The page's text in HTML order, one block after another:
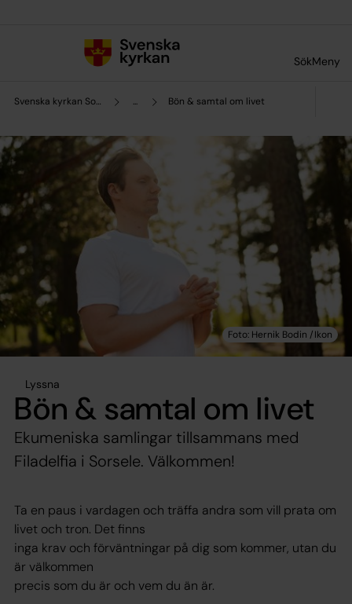
SökMeny
Svenska kyrkan Sorsele ... Bön & samtal om livet
Lyssna
Bön & samtal om livet
Ekumeniska samlingar tillsammans med
Filadelfia i Sorsele. Välkommen!
Ta en paus i vardagen och träffa andra som vill prata om
livet och tron. Det finns
inga krav och förväntningar på dig som kommer, utan du
är välkommen
precis som du är och vem du än är.